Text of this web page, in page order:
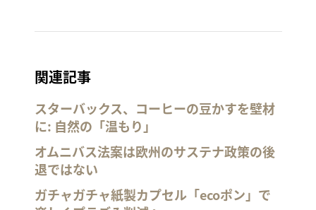
関連記事
スターバックス、コーヒーの豆かすを壁材
に: 自然の「温もり」
オムニバス法案は欧州のサステナ政策の後
退ではない
ガチャガチャ紙製カプセル「ecoポン」で